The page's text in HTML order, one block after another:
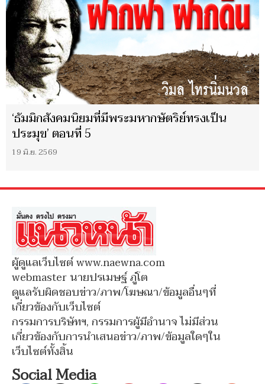
‘ธัมมิกสังคมนิยมที่มีพระมหากษัตริย์ทรงเป็น
ประมุข’ ตอนที่ 5
19 มิ.ย. 2569
ผู้ดูแลเว็บไซต์ www.naewna.com
webmaster นายปรเมษฐ์ ภู่โต
ดูแลรับผิดชอบข่าว/ภาพ/โฆษณา/ข้อมูลอื่นๆที่
เกี่ยวข้องกับเว็บไซต์
กรรมการบริษัทฯ, กรรมการผู้มีอำนาจ ไม่มีส่วน
เกี่ยวข้องกับการนำเสนอข่าว/ภาพ/ข้อมูลใดๆใน
เว็บไซต์ทั้งสิ้น
Social Media